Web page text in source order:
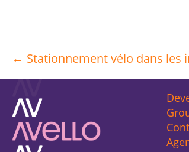
Posts
navigation
← Stationnement vélo dans les